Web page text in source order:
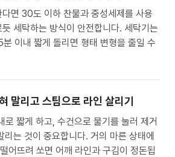
면 30도 이하 찬물과 중성세제를 사용
세탁하는 방식이 안전합니다. 세탁기는
이내 짧게 돌리면 형태 변형을 줄일 수
말리고 스팀으로 라인 살리기
짧게 하고, 수건으로 물기를 눌러 제거
리는 것이 중요합니다. 거의 마른 상태에
어뜨려 쏘면 어깨 라인과 구김이 정돈됩